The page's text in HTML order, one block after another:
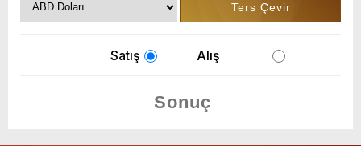
Satış Alış